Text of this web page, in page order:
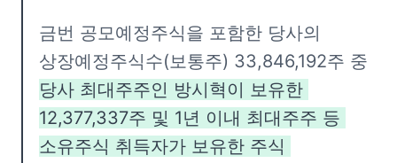
금번 공모예정주식을 포함한 당사의
당사 최대주주인 방시혁이 보유한
12,377,337주 및 1년 이내 최대주주 등
소유주식 취득자가 보유한 주식